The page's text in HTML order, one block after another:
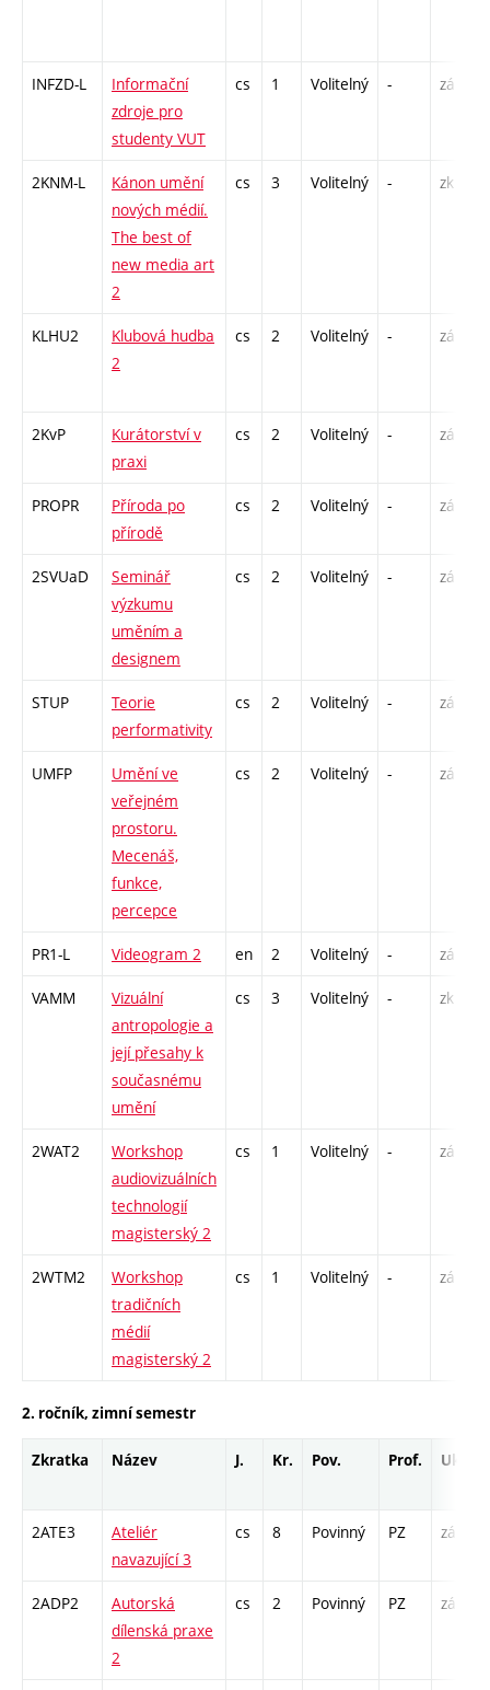
INFZD-L
Informační
zdroje pro
studenty VUT
cs 1 Volitelný - zá
2KNM-L
Kánon umění
nových médií.
The best of
new media art
2
cs 3 Volitelný - zk
KLHU2
Klubová hudba
2
cs 2 Volitelný - zá
2KvP
Kurátorství v
praxi
cs 2 Volitelný - zá
PROPR
Příroda po
přírodě
cs 2 Volitelný - zá
2SVUaD
Seminář
výzkumu
uměním a
designem
cs 2 Volitelný - zá
STUP
Teorie
performativity
cs 2 Volitelný - zá
UMFP
Umění ve
veřejném
prostoru.
Mecenáš,
funkce,
percepce
cs 2 Volitelný - zá
PR1-L Videogram 2 en 2 Volitelný - zá
VAMM
Vizuální
antropologie a
její přesahy k
současnému
umění
cs 3 Volitelný - zk
2WAT2
Workshop
audiovizuálních
technologií
magisterský 2
cs 1 Volitelný - zá
2WTM2
Workshop
tradičních
médií
magisterský 2
cs 1 Volitelný - zá
2. ročník, zimní semestr
Zkratka Název J. Kr. Pov. Prof. Uk.
2ATE3
Ateliér
navazující 3
cs 8 Povinný PZ zá
2ADP2
Autorská
dílenská praxe
2
cs 2 Povinný PZ zá